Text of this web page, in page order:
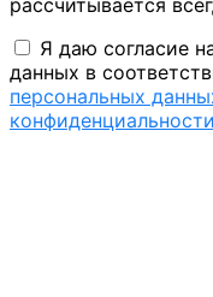
Я даю согласие
данных в
персональных
конфиденциальности